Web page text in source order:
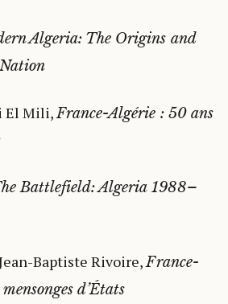
Algeria: The Origins and
El Mili,France-Algérie : 50 ans
Battlefield: Algeria 1988–
Baptiste Rivoire,France-
d’États